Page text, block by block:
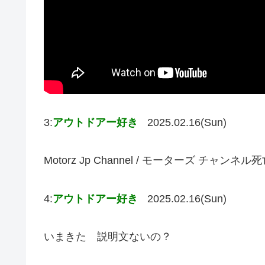
3:アウトドアー好き 2025.02.16(Sun)
Motorz Jp Channel / モーターズ チャンネル死
4:アウトドアー好き 2025.02.16(Sun)
いまきた 説明文ないの？